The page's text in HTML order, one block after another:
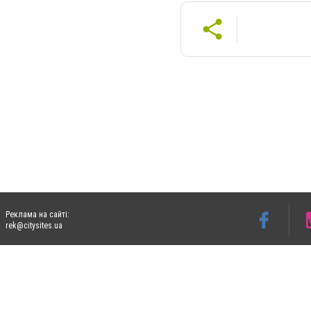
Реклама на сайті:
rek@citysites.ua